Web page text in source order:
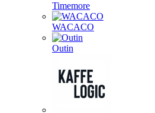
Timemore
WACACO
Outin